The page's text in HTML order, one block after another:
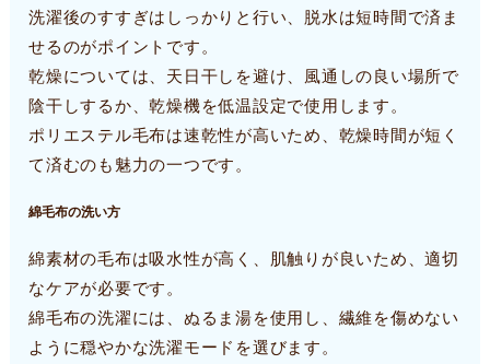
洗濯後のすすぎはしっかりと行い、脱水は短時間で済ま
せるのがポイントです。
乾燥については、天日干しを避け、風通しの良い場所で
陰干しするか、乾燥機を低温設定で使用します。
ポリエステル毛布は速乾性が高いため、乾燥時間が短く
て済むのも魅力の一つです。
綿毛布の洗い方
綿素材の毛布は吸水性が高く、肌触りが良いため、適切
なケアが必要です。
綿毛布の洗濯には、ぬるま湯を使用し、繊維を傷めない
ように穏やかな洗濯モードを選びます。